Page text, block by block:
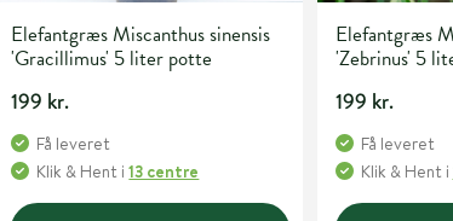
Elefantgræs Miscanthus sinensis
'Gracillimus' 5 liter potte
199 kr.
Få leveret
Klik & Hent i13 centre
Elefantgræs
'Zebrinus' 5
199 kr.
Få leveret
Klik & Hent i